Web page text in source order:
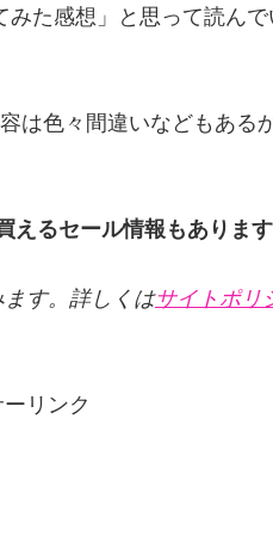
た感想」と思って読ん
は色々間違いなどもある
るセール情報もあります
す。詳しくはサイトポリ
リンク